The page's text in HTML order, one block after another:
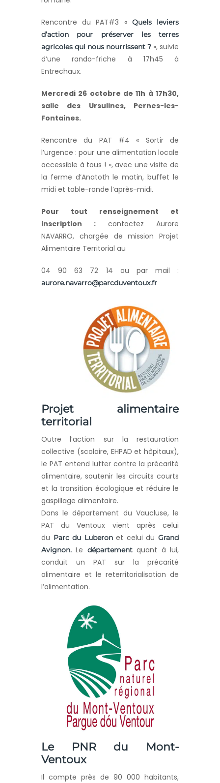
Rencontre du PAT#3 « Quels leviers
d’action pour préserver les terres
agricoles qui nous nourrissent ? », suivie
d’une rando-friche à 17h45 à
Entrechaux.
Mercredi 26 octobre de 11h à 17h30,
salle des Ursulines, Pernes-les-
Fontaines.
Rencontre du PAT #4 « Sortir de
l’urgence : pour une alimentation locale
accessible à tous ! », avec une visite de
la ferme d’Anatoth le matin, buffet le
midi et table-ronde l’après-midi.
Pour tout renseignement et
inscription : contactez Aurore
NAVARRO, chargée de mission Projet
Alimentaire Territorial au
04 90 63 72 14 ou par mail :
aurore.navarro@parcduventoux.fr
Projet alimentaire
territorial
Outre l’action sur la restauration
collective (scolaire, EHPAD et hôpitaux),
le PAT entend lutter contre la précarité
alimentaire, soutenir les circuits courts
et la transition écologique et réduire le
gaspillage alimentaire.
Dans le département du Vaucluse, le
PAT du Ventoux vient après celui
du Parc du Luberonet celui duGrand
Avignon. Le départementquant à lui,
conduit un PAT sur la précarité
alimentaire et le reterritorialisation de
l’alimentation.
Le PNR du Mont-
Ventoux
Il compte près de 90 000 habitants,